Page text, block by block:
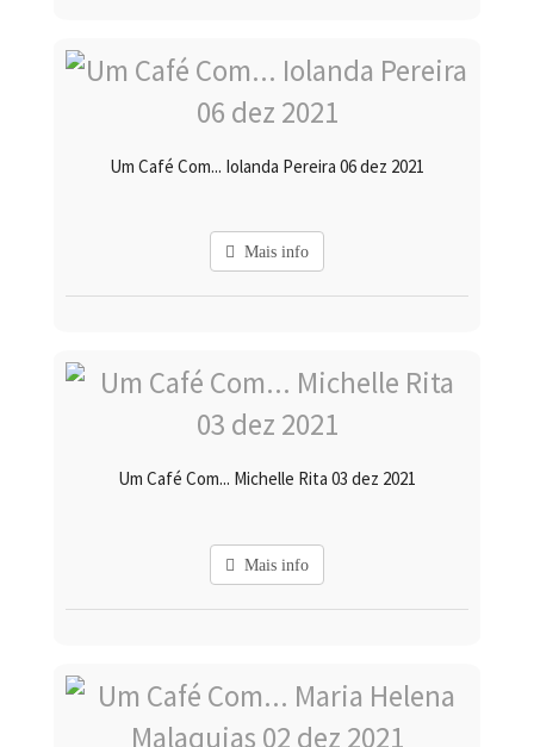
Um Café Com... Iolanda Pereira 06 dez 2021
Mais info
Um Café Com... Michelle Rita 03 dez 2021
Mais info